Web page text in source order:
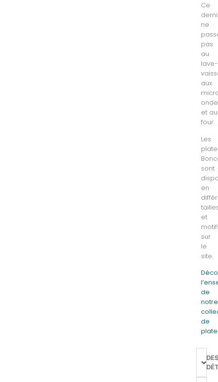
Ce
ne
pas
au
lave-
aux
et au
four.
Les
sont
en
et
sur
le
site.
de
notre
de